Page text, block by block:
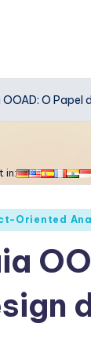
OOAD: O Papel
in:
Oriented